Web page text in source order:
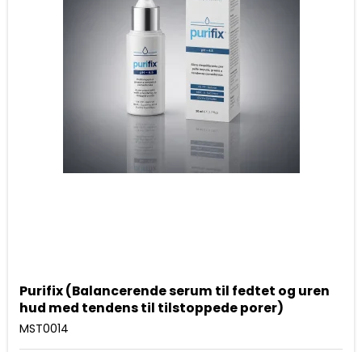
Purifix (Balancerende serum til fedtet og uren
hud med tendens til tilstoppede porer)
MST0014